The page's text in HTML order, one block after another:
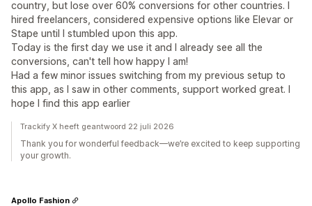
country, but lose over 60% conversions for other countries. I
hired freelancers, considered expensive options like Elevar or
Stape until I stumbled upon this app.
Today is the first day we use it and I already see all the
conversions, can't tell how happy I am!
Had a few minor issues switching from my previous setup to
this app, as I saw in other comments, support worked great. I
hope I find this app earlier
Trackify X heeft geantwoord 22 juli 2026
Thank you for wonderful feedback—we’re excited to keep supporting
your growth.
Apollo Fashion